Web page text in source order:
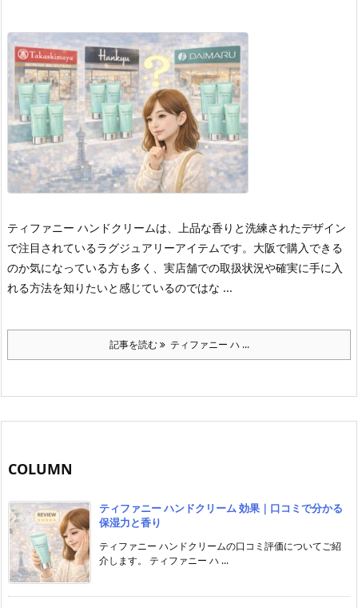
ティファニー ハンドクリームは、上品な香りと洗練されたデザイン
で注目されているラグジュアリーアイテムです。 大阪で購入できる
のか気になっている方も多く、実店舗での取扱状況や確実に手に入
れる方法を知りたいと感じているのではな ...
記事を読む ティファニー ハ ...
COLUMN
ティファニー ハンドクリーム 効果｜口コミで分かる
保湿力と香り
ティファニー ハンドクリームの口コミ評価についてご紹
介します。 ティファニー ハ ...